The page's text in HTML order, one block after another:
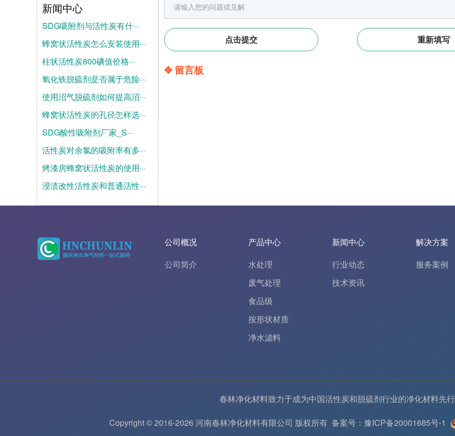
✥ 留言板
新闻中心
SDG吸附剂与活性炭有什···
2026-08-04
蜂窝状活性炭怎么安装使用···
2026-07-28
柱状活性炭800碘值价格···
2026-07-21
氧化铁脱硫剂是否属于危险···
2025-06-19
使用沼气脱硫剂如何提高沼···
2025-06-12
蜂窝状活性炭的孔径怎样选···
2025-06-05
SDG酸性吸附剂厂家_S···
2025-05-28
活性炭对余氯的吸附率有多···
2025-05-21
烤漆房蜂窝状活性炭的使用···
2025-05-14
浸渍改性活性炭和普通活性···
2025-05-07
公司概况
公司简介
产品中心
水处理
废气处理
食品级
按形状材质
净水滤料
新闻中心
行业动态
技术资讯
解决方案
服务案例
春林净化材料致力于成为中国活性炭和脱硫剂行业的净化材料先
Copyright © 2016-2026 河南春林净化材料有限公司 版权所有 备案号：豫ICP备20001685号-1